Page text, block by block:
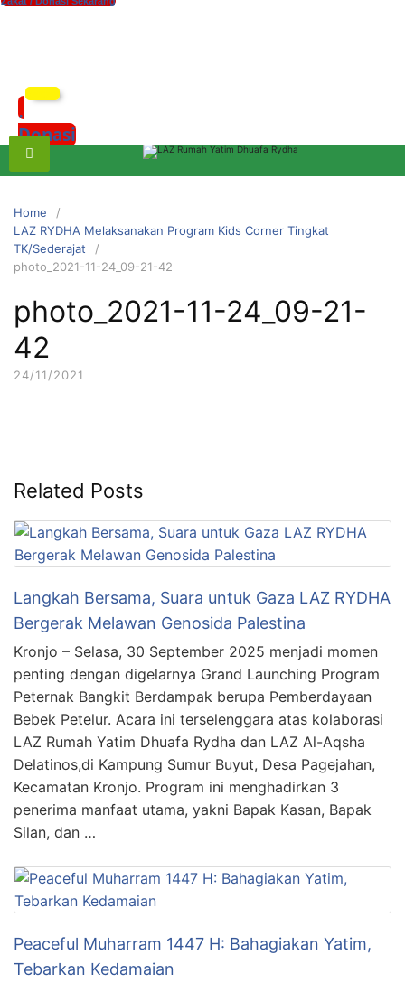
xzczc
Donasi
Home
LAZ RYDHA Melaksanakan Program Kids Corner Tingkat
TK/Sederajat
photo_2021-11-24_09-21-42
photo_2021-11-24_09-21-
42
24/11/2021
Related Posts
Langkah Bersama, Suara untuk Gaza LAZ RYDHA
Bergerak Melawan Genosida Palestina
Kronjo – Selasa, 30 September 2025 menjadi momen
penting dengan digelarnya Grand Launching Program
Peternak Bangkit Berdampak berupa Pemberdayaan
Bebek Petelur. Acara ini terselenggara atas kolaborasi
LAZ Rumah Yatim Dhuafa Rydha dan LAZ Al-Aqsha
Delatinos,di Kampung Sumur Buyut, Desa Pagejahan,
Kecamatan Kronjo. Program ini menghadirkan 3
penerima manfaat utama, yakni Bapak Kasan, Bapak
Silan, dan …
Peaceful Muharram 1447 H: Bahagiakan Yatim,
Tebarkan Kedamaian